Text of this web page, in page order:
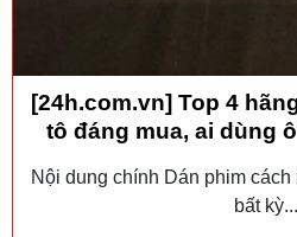
[24h.com.vn] Top 4
tô đáng mua, ai dùng
Nội dung chính Dán phim
bất kỳ...